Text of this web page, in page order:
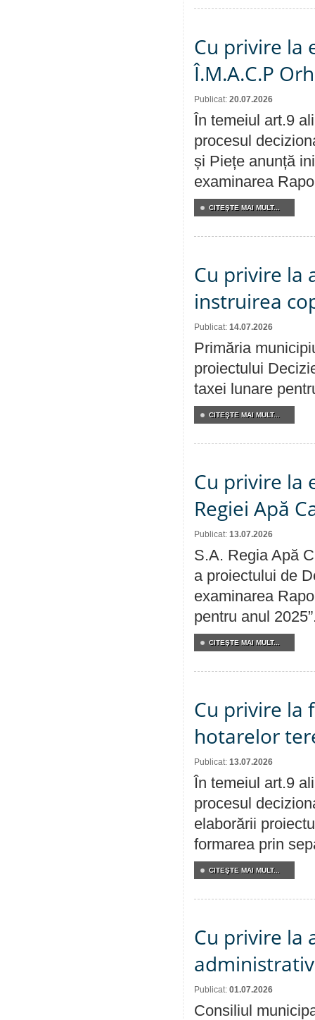
Cu privire la
Î.M.A.C.P
Publicat: 20.07.2026
În temeiul art.9
procesul
și Piețe anunță
examinarea
CITEŞTE MAI MULT...
Cu privire la
instruirea
Publicat: 14.07.2026
Primăria
proiectului
taxei lunare
CITEŞTE MAI MULT...
Cu privire la
Regiei Apă
Publicat: 13.07.2026
S.A. Regia Apă
a proiectului de
examinarea
pentru anul
CITEŞTE MAI MULT...
Cu privire la
hotarelor
Publicat: 13.07.2026
În temeiul art.9
procesul
elaborării
formarea prin
CITEŞTE MAI MULT...
Cu privire la
Publicat: 01.07.2026
Consiliul